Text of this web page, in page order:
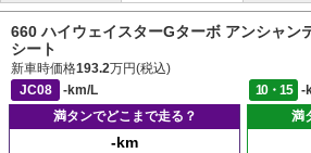
660 ハイウェイスターGターボ アンシャン
シート
新車時価格193.2万円(税込)
JC08
-km/L 10・15
-
満タンでどこまで走る？
-km
満